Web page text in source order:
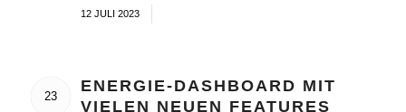
12 JULI 2023
23
ENERGIE-DASHBOARD MIT
VIELEN NEUEN FEATURES